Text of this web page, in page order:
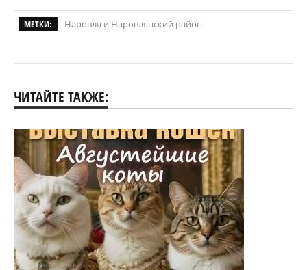
МЕТКИ: Наровля и Наровлянский район
ЧИТАЙТЕ ТАКЖЕ: